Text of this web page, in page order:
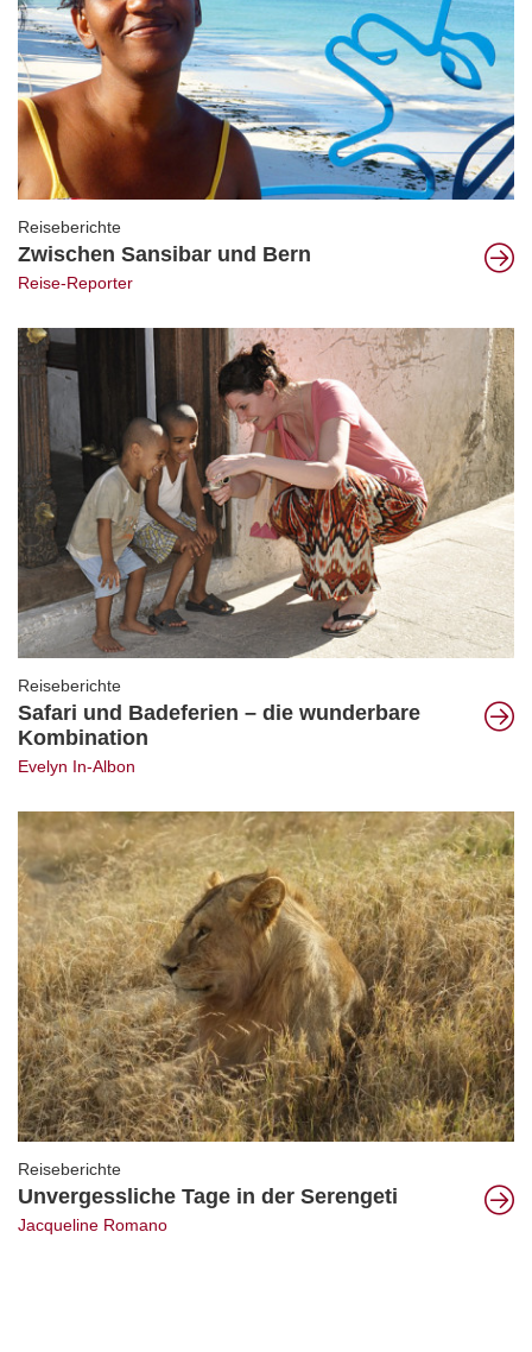
Reiseberichte
Zwischen Sansibar und Bern
Reise-Reporter
Reiseberichte
Safari und Badeferien – die wunderbare
Kombination
Evelyn In-Albon
Reiseberichte
Unvergessliche Tage in der Serengeti
Jacqueline Romano